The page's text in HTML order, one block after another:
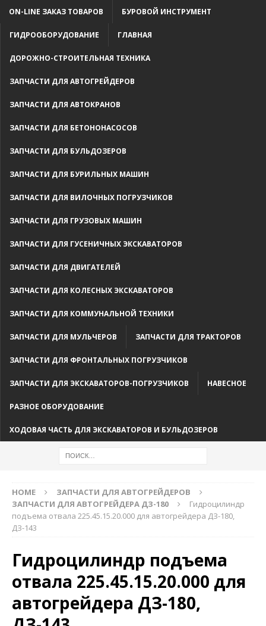
ON-LINE ЗАКАЗ ТОВАРОВ БУРОВОЙ ИНСТРУМЕНТ
ГИДРООБОРУДОВАНИЕ ГЛАВНАЯ
ДОРОЖНО-СТРОИТЕЛЬНАЯ ТЕХНИКА
ЗАПЧАСТИ ДЛЯ АВТОГРЕЙДЕРОВ
ЗАПЧАСТИ ДЛЯ АВТОКРАНОВ
ЗАПЧАСТИ ДЛЯ БЕТОНОНАСОСОВ
ЗАПЧАСТИ ДЛЯ БУЛЬДОЗЕРОВ
ЗАПЧАСТИ ДЛЯ БУРИЛЬНЫХ МАШИН
ЗАПЧАСТИ ДЛЯ ВИЛОЧНЫХ ПОГРУЗЧИКОВ
ЗАПЧАСТИ ДЛЯ ГРУЗОВЫХ МАШИН
ЗАПЧАСТИ ДЛЯ ГУСЕНИЧНЫХ ЭКСКАВАТОРОВ
ЗАПЧАСТИ ДЛЯ ДВИГАТЕЛЕЙ
ЗАПЧАСТИ ДЛЯ КОЛЕСНЫХ ЭКСКАВАТОРОВ
ЗАПЧАСТИ ДЛЯ КОММУНАЛЬНОЙ ТЕХНИКИ
ЗАПЧАСТИ ДЛЯ МУЛЬЧЕРОВ ЗАПЧАСТИ ДЛЯ ТРАКТОРОВ
ЗАПЧАСТИ ДЛЯ ФРОНТАЛЬНЫХ ПОГРУЗЧИКОВ
ЗАПЧАСТИ ДЛЯ ЭКСКАВАТОРОВ-ПОГРУЗЧИКОВ НАВЕСНОЕ
РАЗНОЕ ОБОРУДОВАНИЕ
ХОДОВАЯ ЧАСТЬ ДЛЯ ЭКСКАВАТОРОВ И БУЛЬДОЗЕРОВ
HOME
ЗАПЧАСТИ ДЛЯ АВТОГРЕЙДЕРОВ
ЗАПЧАСТИ ДЛЯ АВТОГРЕЙДЕРА ДЗ-180
Гидроцилиндр
подъема отвала 225.45.15.20.000 для автогрейдера ДЗ-180,
ДЗ-143
Гидроцилиндр подъема
отвала 225.45.15.20.000 для
автогрейдера ДЗ-180,